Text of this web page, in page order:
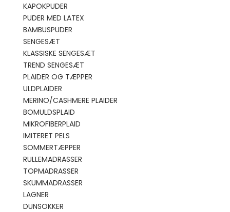
KAPOKPUDER
PUDER MED LATEX
BAMBUSPUDER
SENGESÆT
KLASSISKE SENGESÆT
TREND SENGESÆT
PLAIDER OG TÆPPER
ULDPLAIDER
MERINO/CASHMERE PLAIDER
BOMULDSPLAID
MIKROFIBERPLAID
IMITERET PELS
SOMMERTÆPPER
RULLEMADRASSER
TOPMADRASSER
SKUMMADRASSER
LAGNER
DUNSOKKER